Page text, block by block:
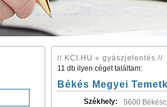
// KCI.HU « gyászjelentés //
11 db ilyen céget találtam:
Békés Megyei
Székhely:
5600